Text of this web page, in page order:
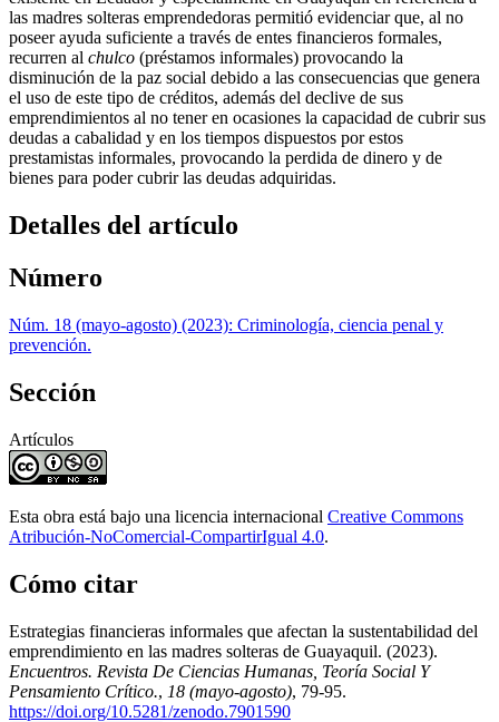
las madres solteras emprendedoras permitió evidenciar que, al no
poseer ayuda suficiente a través de entes financieros formales,
recurren al chulco (préstamos informales) provocando la
disminución de la paz social debido a las consecuencias que genera
el uso de este tipo de créditos, además del declive de sus
emprendimientos al no tener en ocasiones la capacidad de cubrir sus
deudas a cabalidad y en los tiempos dispuestos por estos
prestamistas informales, provocando la perdida de dinero y de
bienes para poder cubrir las deudas adquiridas.
Detalles del artículo
Número
Núm. 18 (mayo-agosto) (2023): Criminología, ciencia penal y
prevención.
Sección
Artículos
Esta obra está bajo una licencia internacional Creative Commons
Atribución-NoComercial-CompartirIgual 4.0.
Cómo citar
Estrategias financieras informales que afectan la sustentabilidad del
emprendimiento en las madres solteras de Guayaquil. (2023).
Encuentros. Revista De Ciencias Humanas, Teoría Social Y
Pensamiento Crítico., 18 (mayo-agosto), 79-95.
https://doi.org/10.5281/zenodo.7901590